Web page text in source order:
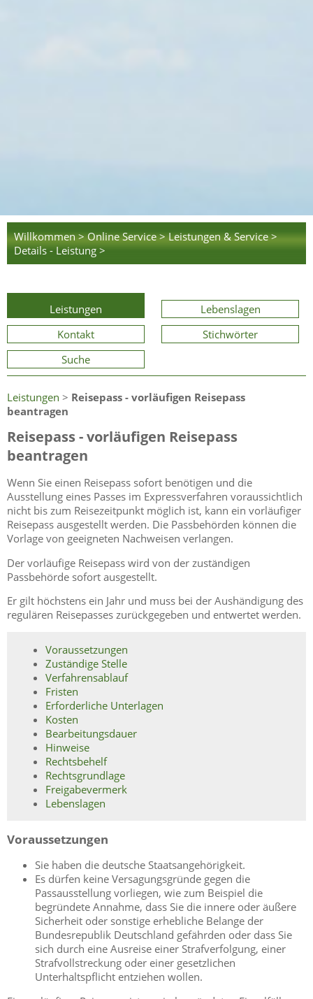
Willkommen > Online Service > Leistungen & Service >
Details - Leistung >
Leistungen
Lebenslagen
Kontakt
Stichwörter
Suche
Leistungen > Reisepass - vorläufigen Reisepass
beantragen
Reisepass - vorläufigen Reisepass
beantragen
Wenn Sie einen Reisepass sofort benötigen und die
Ausstellung eines Passes im Expressverfahren voraussichtlich
nicht bis zum Reisezeitpunkt möglich ist, kann ein vorläufiger
Reisepass ausgestellt werden. Die Passbehörden können die
Vorlage von geeigneten Nachweisen verlangen.
Der vorläufige Reisepass wird von der zuständigen
Passbehörde sofort ausgestellt.
Er gilt höchstens ein Jahr und muss bei der Aushändigung des
regulären Reisepasses zurückgegeben und entwertet werden.
Voraussetzungen
Zuständige Stelle
Verfahrensablauf
Fristen
Erforderliche Unterlagen
Kosten
Bearbeitungsdauer
Hinweise
Rechtsbehelf
Rechtsgrundlage
Freigabevermerk
Lebenslagen
Voraussetzungen
Sie haben die deutsche Staatsangehörigkeit.
Es dürfen keine Versagungsgründe gegen die
Passausstellung vorliegen, wie zum Beispiel die
begründete Annahme, dass Sie die innere oder äußere
Sicherheit oder sonstige erhebliche Belange der
Bundesrepublik Deutschland gefährden oder dass Sie
sich durch eine Ausreise einer Strafverfolgung, einer
Strafvollstreckung oder einer gesetzlichen
Unterhaltspflicht entziehen wollen.